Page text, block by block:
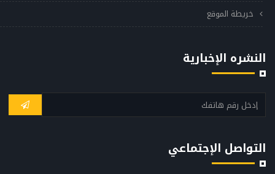
خريطة الموقع
النشره الإخبارية
التواصل الإجتماعي